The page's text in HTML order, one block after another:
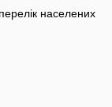
населених